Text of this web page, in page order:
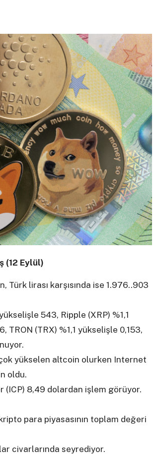
(12 Eylül)
Türk lirası karşısında ise 1.976..903
543, Ripple (XRP) %1,1
TRON (TRX) %1,1 yükselişle 0,153,
yükselen altcoin olurken Internet
oldu.
(ICP) 8,49 dolardan işlem görüyor.
para piyasasının toplam değeri
civarlarında seyrediyor.